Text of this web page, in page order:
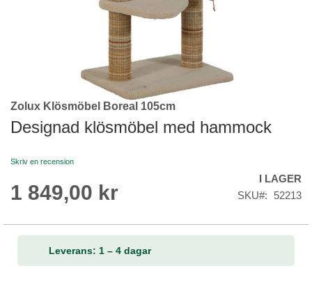
Skip
to
the
of
images
Zolux Klösmöbel Boreal 105cm
Designad klösmöbel med hammock
Skriv en recension
1 849,00 kr
I LAGER
SKU
52213
Leverans: 1 – 4 dagar